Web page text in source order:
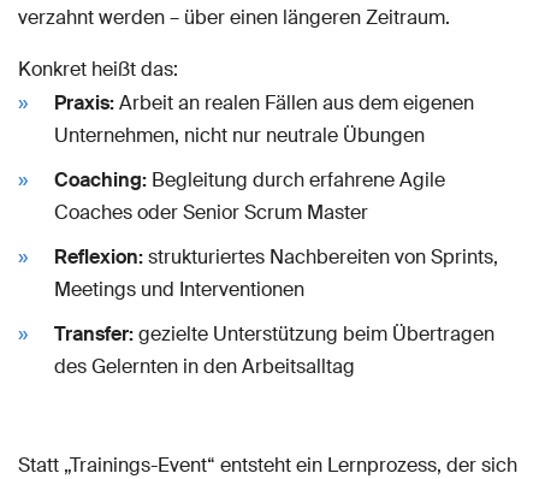
verzahnt werden – über einen längeren Zeitraum.
Konkret heißt das:
Praxis:Arbeit an realen Fällen aus dem eigenen
Unternehmen, nicht nur neutrale Übungen
Coaching: Begleitung durch erfahrene Agile
Coaches oder Senior Scrum Master
Reflexion:strukturiertes Nachbereiten von Sprints,
Meetings und Interventionen
Transfer:gezielte Unterstützung beim Übertragen
des Gelernten in den Arbeitsalltag
Statt „Trainings-Event“ entsteht ein Lernprozess, der sich